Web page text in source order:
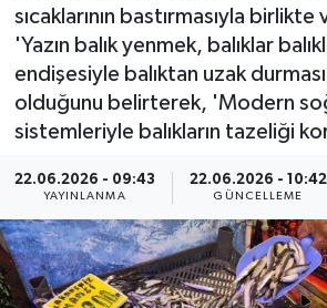
sıcaklarının bastırmasıyla birlikte
'Yazın balık yenmek, balıklar
endişesiyle balıktan uzak
olduğunu belirterek, 'Modern
sistemleriyle balıkların tazeliği
22.06.2026 - 09:43
YAYINLANMA
22.06.2026 - 10:42
GÜNCELLEME
Sağlık
Son Dakika Haberleri
Haber Arşivi